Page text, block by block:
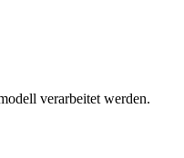
verarbeitet werden.